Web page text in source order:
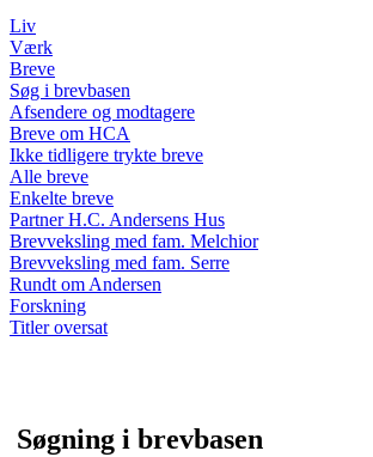
Liv
Værk
Breve
Søg i brevbasen
Afsendere og modtagere
Breve om HCA
Ikke tidligere trykte breve
Alle breve
Enkelte breve
Partner H.C. Andersens Hus
Brevveksling med fam. Melchior
Brevveksling med fam. Serre
Rundt om Andersen
Forskning
Titler oversat
Søgning i brevbasen